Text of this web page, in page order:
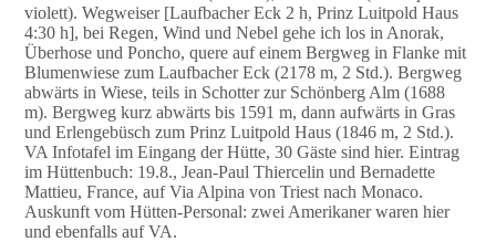
violett). Wegweiser [Laufbacher Eck 2 h, Prinz Luitpold Haus
4:30 h], bei Regen, Wind und Nebel gehe ich los in Anorak,
Überhose und Poncho, quere auf einem Bergweg in Flanke mit
Blumenwiese zum Laufbacher Eck (2178 m, 2 Std.). Bergweg
abwärts in Wiese, teils in Schotter zur Schönberg Alm (1688
m). Bergweg kurz abwärts bis 1591 m, dann aufwärts in Gras
und Erlengebüsch zum Prinz Luitpold Haus (1846 m, 2 Std.).
VA Infotafel im Eingang der Hütte, 30 Gäste sind hier. Eintrag
im Hüttenbuch: 19.8., Jean-Paul Thiercelin und Bernadette
Mattieu, France, auf Via Alpina von Triest nach Monaco.
Auskunft vom Hütten-Personal: zwei Amerikaner waren hier
und ebenfalls auf VA.